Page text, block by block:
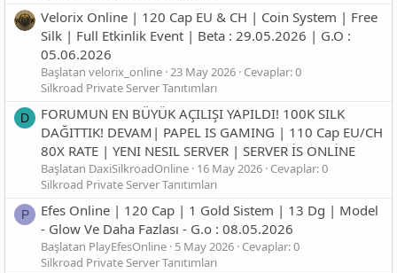
Velorix Online | 120 Cap EU & CH | Coin System | Free
Silk | Full Etkinlik Event | Beta : 29.05.2026 | G.O :
05.06.2026
Başlatan velorix_online 23 May 2026 Cevaplar: 0
Silkroad Private Server Tanıtımları
D
FORUMUN EN BÜYÜK AÇILIŞI YAPILDI! 100K SILK
DAĞITTIK! DEVAM| PAPEL IS GAMING | 110 Cap EU/CH
80X RATE | YENI NESIL SERVER | SERVER İS ONLİNE
Başlatan DaxiSilkroadOnline 16 May 2026 Cevaplar: 0
Silkroad Private Server Tanıtımları
P
Efes Online | 120 Cap | 1 Gold Sistem | 13 Dg | Model
- Glow Ve Daha Fazlası - G.o : 08.05.2026
Başlatan PlayEfesOnline 5 May 2026 Cevaplar: 0
Silkroad Private Server Tanıtımları